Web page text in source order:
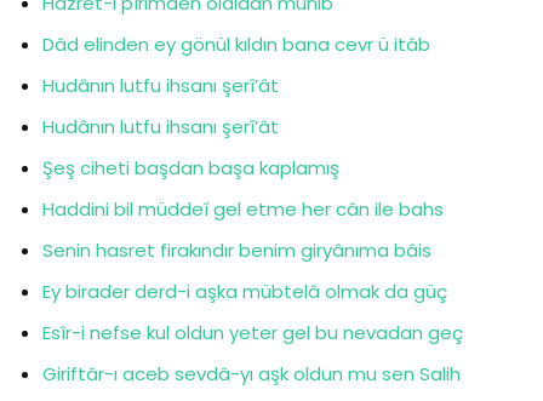
Dâd elinden ey gönül kıldın bana cevr ü itâb
Hudânın lutfu ihsanı şerî’ât
Hudânın lutfu ihsanı şerî’ât
Şeş ciheti başdan başa kaplamış
Haddini bil müddeî gel etme her cân ile bahs
Senin hasret firakındır benim giryânıma bâis
Ey birader derd-i aşka mübtelâ olmak da güç
Esîr-i nefse kul oldun yeter gel bu nevadan geç
Giriftâr-ı aceb sevdâ-yı aşk oldun mu sen Salih